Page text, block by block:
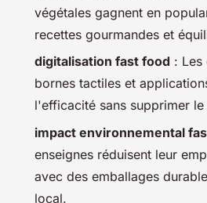
végétales gagnent en
recettes gourmandes et
digitalisation fast food : Les
bornes tactiles et
l'efficacité sans supprimer
impact environnemental
enseignes réduisent leur
avec des emballages
local.